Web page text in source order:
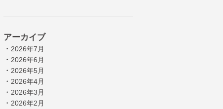
アーカイブ
・ 2026年7月
・ 2026年6月
・ 2026年5月
・ 2026年4月
・ 2026年3月
・ 2026年2月